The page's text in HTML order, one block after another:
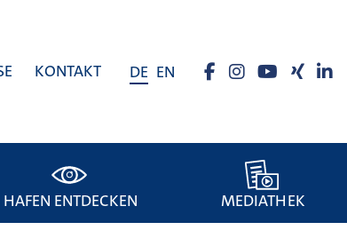
KONTAKT DE EN
HAFEN ENTDECKEN MEDIATHEK